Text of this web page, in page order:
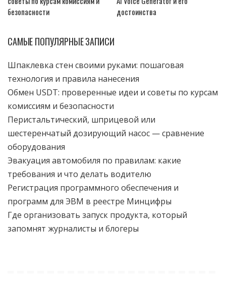
безопасности
достоинства
САМЫЕ ПОПУЛЯРНЫЕ ЗАПИСИ
Шпаклевка стен своими руками: пошаговая
технология и правила нанесения
Обмен USDT: проверенные идеи и советы по курсам
комиссиям и безопасности
Перистальтический, шприцевой или
шестеренчатый дозирующий насос — сравнение
оборудования
Эвакуация автомобиля по правилам: какие
требования и что делать водителю
Регистрация программного обеспечения и
программ для ЭВМ в реестре Минцифры
Где организовать запуск продукта, который
запомнят журналисты и блогеры